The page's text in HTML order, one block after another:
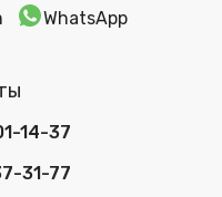
WhatsApp
14-37
31-77